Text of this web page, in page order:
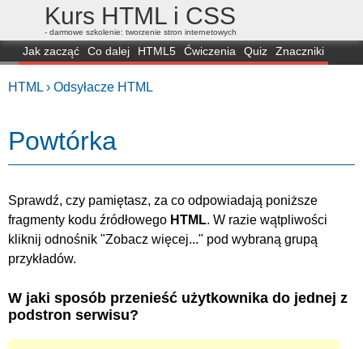
Kurs HTML i CSS
- darmowe szkolenie: tworzenie stron internetowych
Jak zacząć Co dalej HTML5 Ćwiczenia Quiz
Znaczniki
HTML › Odsyłacze HTML
Powtórka
Sprawdź, czy pamiętasz, za co odpowiadają poniższe
fragmenty kodu źródłowego HTML. W razie wątpliwości
kliknij odnośnik "Zobacz więcej..." pod wybraną grupą
przykładów.
W jaki sposób przenieść użytkownika do jednej z
podstron serwisu?